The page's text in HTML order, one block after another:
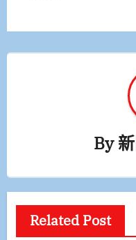
覽
By
Related Post